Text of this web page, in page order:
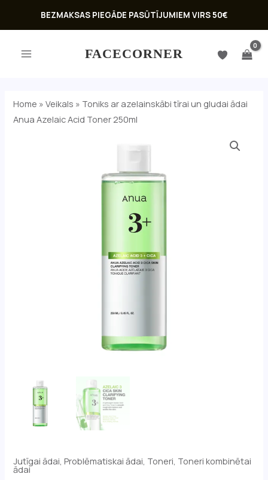
BEZMAKSAS PIEGĀDE PASŪTĪJUMIEM VIRS 50€
MENU
FACECORNER
Home »Veikals » Toniks ar azelainskābi tīrai un gludai ādai
Anua Azelaic Acid Toner 250ml
Jutīgai ādai,Problēmatiskai ādai, Toneri, Toneri kombinētai
ādai